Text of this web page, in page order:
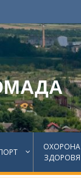
ОХОРОНА
ЗДОРОВЯ